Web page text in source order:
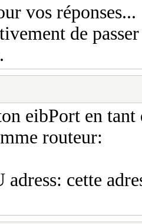
vos réponses...
de
eibPort en
routeur:
adress: cette